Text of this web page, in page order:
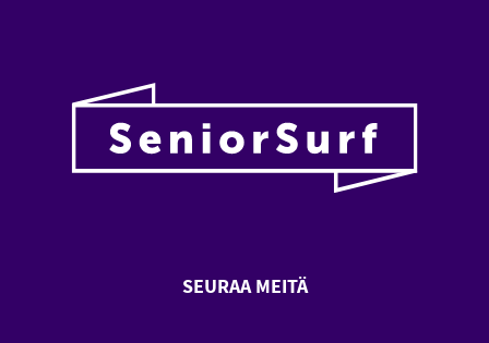
SEURAA MEITÄ